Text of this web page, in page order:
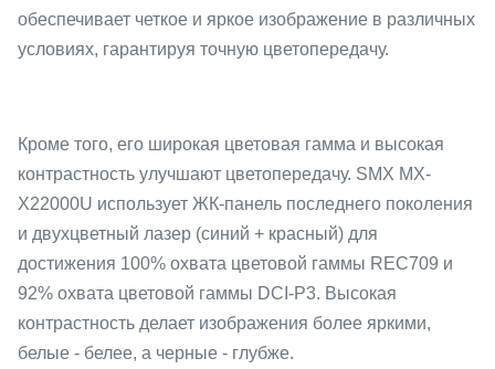
обеспечивает четкое и яркое изображение в различных
условиях, гарантируя точную цветопередачу.
Кроме того, его широкая цветовая гамма и высокая
контрастность улучшают цветопередачу. SMX MX-
X22000U использует ЖК-панель последнего поколения
и двухцветный лазер (синий + красный) для
достижения 100% охвата цветовой гаммы REC709 и
92% охвата цветовой гаммы DCI-P3. Высокая
контрастность делает изображения более яркими,
белые - белее, а черные - глубже.